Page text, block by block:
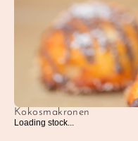
Kokosmakronen
Loading stock...